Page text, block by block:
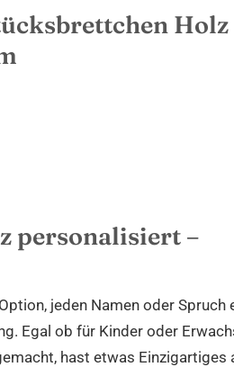
Holz
personalisiert –
jeden Namen oder Spruch
Egal ob für Kinder oder
hast etwas Einzigartiges